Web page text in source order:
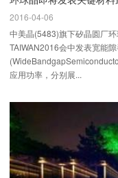
2016-04-06
中美晶(5483)旗下矽晶圆厂
TAIWAN2016会中发表宽能
应用功率，分别展...